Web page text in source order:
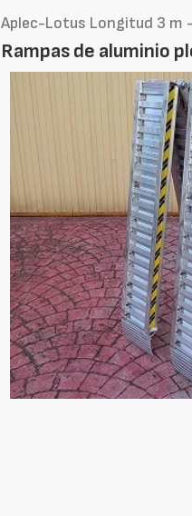
Aplec-Lotus Longitud 3 m
Rampas de aluminio